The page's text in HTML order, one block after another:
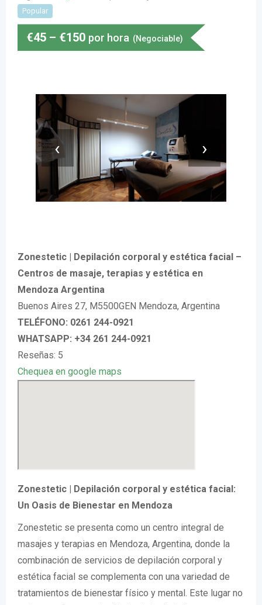
Popular
€45 – €150 por hora (Negociable)
‹ ›
Zonestetic | Depilación corporal y estética facial –
Centros de masaje, terapias y estética en
Mendoza Argentina
Buenos Aires 27, M5500GEN Mendoza, Argentina
TELÉFONO: 0261 244-0921
WHATSAPP: +34 261 244-0921
Reseñas: 5
Chequea en google maps
Zonestetic | Depilación corporal y estética facial:
Un Oasis de Bienestar en Mendoza
Zonestetic se presenta como un centro integral de
masajes y terapias en Mendoza, Argentina, donde la
combinación de servicios de depilación corporal y
estética facial se complementa con una variedad de
tratamientos de bienestar físico y mental. Este lugar no